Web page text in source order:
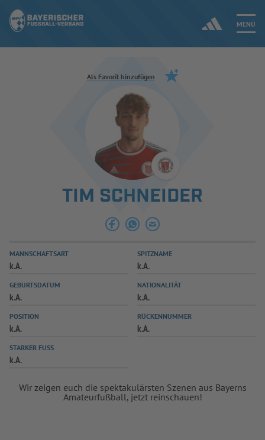
MENÜ
Jetzt einloggen
ERGEBNISSE & WETTBEWERBE
SPIELBETRIEB & VERBANDSLEBEN
AUSBILDUNG & FÖRDERUNG
SPIELPLUS
Als Favorit hinzufügen
TIM SCHNEIDER
MANNSCHAFTSART
k.A.
SPITZNAME
k.A.
GEBURTSDATUM
k.A.
NATIONALITÄT
k.A.
POSITION
k.A.
RÜCKENNUMMER
k.A.
STARKER FUSS
k.A.
Wir zeigen euch die spektakulärsten Szenen aus Bayerns
Amateurfußball, jetzt reinschauen!